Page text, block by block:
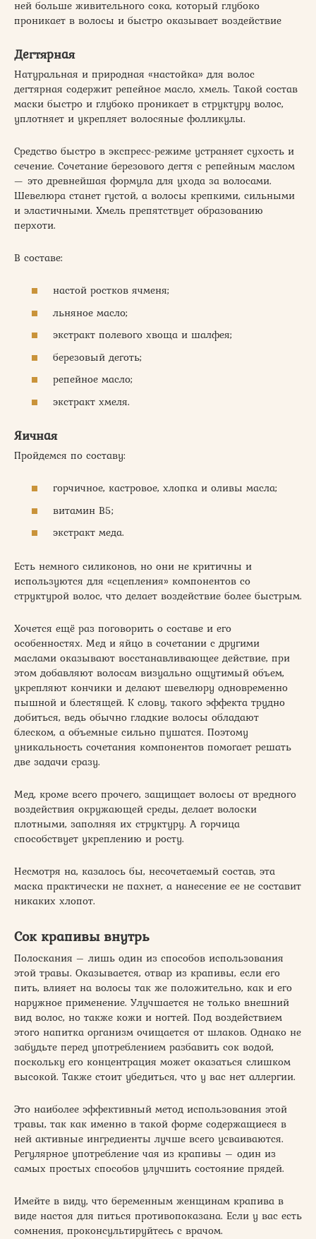
ней больше живительного сока, который глубоко
проникает в волосы и быстро оказывает воздействие
Дегтярная
Натуральная и природная «настойка» для волос
дегтярная содержит репейное масло, хмель. Такой состав
маски быстро и глубоко проникает в структуру волос,
уплотняет и укрепляет волосяные фолликулы.
Средство быстро в экспресс-режиме устраняет сухость и
сечение. Сочетание березового дегтя с репейным маслом
— это древнейшая формула для ухода за волосами.
Шевелюра станет густой, а волосы крепкими, сильными
и эластичными. Хмель препятствует образованию
перхоти.
В составе:
настой ростков ячменя;
льняное масло;
экстракт полевого хвоща и шалфея;
березовый деготь;
репейное масло;
экстракт хмеля.
Яичная
Пройдемся по составу:
горчичное, кастровое, хлопка и оливы масла;
витамин В5;
экстракт меда.
Есть немного силиконов, но они не критичны и
используются для «сцепления» компонентов со
структурой волос, что делает воздействие более быстрым.
Хочется ещё раз поговорить о составе и его
особенностях. Мед и яйцо в сочетании с другими
маслами оказывают восстанавливающее действие, при
этом добавляют волосам визуально ощутимый объем,
укрепляют кончики и делают шевелюру одновременно
пышной и блестящей. К слову, такого эффекта трудно
добиться, ведь обычно гладкие волосы обладают
блеском, а объемные сильно пушатся. Поэтому
уникальность сочетания компонентов помогает решать
две задачи сразу.
Мед, кроме всего прочего, защищает волосы от вредного
воздействия окружающей среды, делает волоски
плотными, заполняя их структуру. А горчица
способствует укреплению и росту.
Несмотря на, казалось бы, несочетаемый состав, эта
маска практически не пахнет, а нанесение ее не составит
никаких хлопот.
Сок крапивы внутрь
Полоскания – лишь один из способов использования
этой травы. Оказывается, отвар из крапивы, если его
пить, влияет на волосы так же положительно, как и его
наружное применение. Улучшается не только внешний
вид волос, но также кожи и ногтей. Под воздействием
этого напитка организм очищается от шлаков. Однако не
забудьте перед употреблением разбавить сок водой,
поскольку его концентрация может оказаться слишком
высокой. Также стоит убедиться, что у вас нет аллергии.
Это наиболее эффективный метод использования этой
травы, так как именно в такой форме содержащиеся в
ней активные ингредиенты лучше всего усваиваются.
Регулярное употребление чая из крапивы – один из
самых простых способов улучшить состояние прядей.
Имейте в виду, что беременным женщинам крапива в
виде настоя для питься противопоказана. Если у вас есть
сомнения, проконсультируйтесь с врачом.